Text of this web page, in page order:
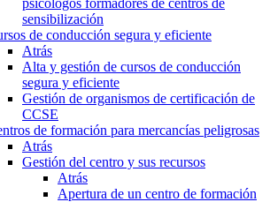
psicólogos formadores de centros de
sensibilización
de conducción segura y eficiente
Atrás
Alta y gestión de cursos de conducción
segura y eficiente
Gestión de organismos de certificación de
CCSE
de formación para mercancías peligrosas
Atrás
Gestión del centro y sus recursos
Atrás
Apertura de un centro de formación